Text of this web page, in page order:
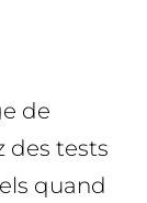
de
des tests
quand